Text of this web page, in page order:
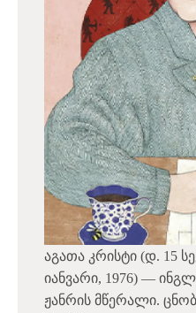
აგათა კრისტი (დ. 15
იანვარი, 1976) —
ჟანრის მწერალი.